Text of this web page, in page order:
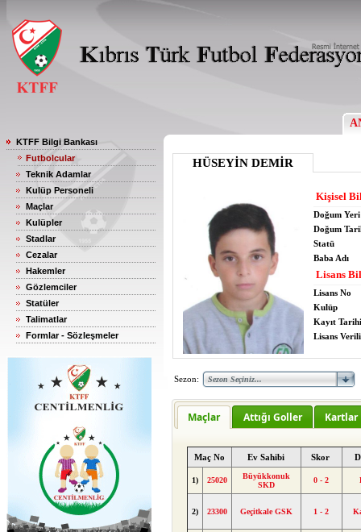
KTFF Bilgi Bankası
Futbolcular
Teknik Adamlar
Kulüp Personeli
Maçlar
Kulüpler
Stadlar
Cezalar
Hakemler
Gözlemciler
Statüler
Talimatlar
Formlar - Sözleşmeler
HÜSEYİN DEMİR
Kişisel
Doğum Yeri
Doğum
Statü
Baba Adı
Lisans
Lisans No
Kulüp
Kayıt Tarihi
Lisans
Sezon:
Maçlar Attığı Goller Kartlar
Maç No Ev Sahibi Skor
1) 25020
Büyükkonuk
SKD
0 - 2
2) 23300 Geçitkale GSK 1 - 2